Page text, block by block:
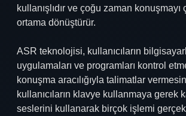
kullanışlıdır ve çoğu zaman
ortama dönüştürür.
ASR teknolojisi, kullanıcıların
uygulamaları ve programları kontrol
konuşma aracılığıyla talimatlar
kullanıcıların klavye kullanmaya gerek
seslerini kullanarak birçok işlemi